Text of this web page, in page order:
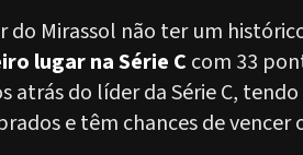
do Mirassol não ter um
lugar na Série C com 33
atrás do líder da Série C,
e têm chances de vencer